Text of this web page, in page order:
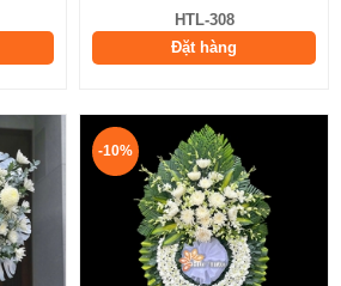
HTL-308
Đặt hàng
-10%